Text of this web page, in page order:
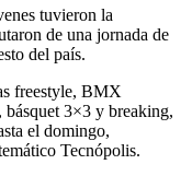
tuvieron la
de una jornada de
del país.
freestyle, BMX
básquet 3×3 y breaking,
el domingo,
Tecnópolis.